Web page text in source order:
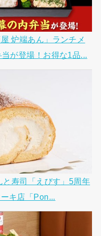
炉端あん」ランチメ
が登場！お得な1品...
と寿司「えびす」5周年
キ店「Pon...